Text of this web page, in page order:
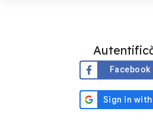
Facebook